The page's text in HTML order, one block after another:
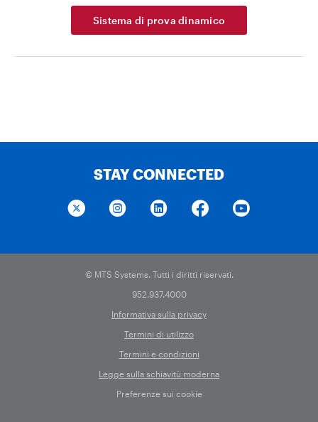
Sistema di prova dinamico
STAY CONNECTED
© MTS Systems. Tutti i diritti riservati.
952.937.4000
Informativa sulla privacy
Termini di utilizzo
Termini e condizioni
Legge sulla schiavitù moderna
Preferenze sui cookie